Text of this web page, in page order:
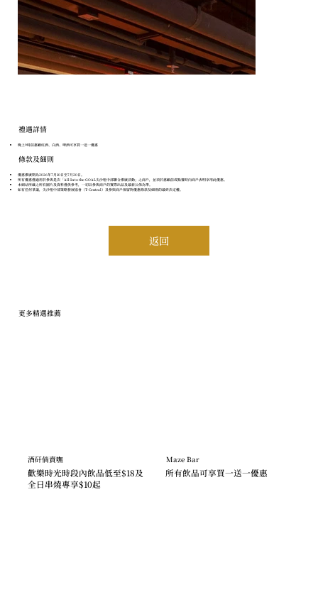
​禮遇詳情
晚上9時前惠顧紅酒、白酒、啤酒可享買一送一優惠
條款及細則
優惠推廣期為2026年7月10日至7月20日。
所有優惠僅適用於參與是次「All In to the GOAL尖沙咀中部聯合推廣活動」之商戶，並須於惠顧前或點餐時向商戶表明享用此優惠。
本網站所載之所有圖片及資料僅供參考，一切以參與商戶的實際出品及最新公佈為準。
如有任何爭議，尖沙咀中部策略發展協會（T-Central）及參與商戶保留對優惠條款及細則的最終決定權。
返回
更多精選推薦
酒矸倘賣嘸
歡樂時光時段內飲品低至$18及
全日串燒專享$10起
Maze Bar
所有飲品可享買一送一優惠